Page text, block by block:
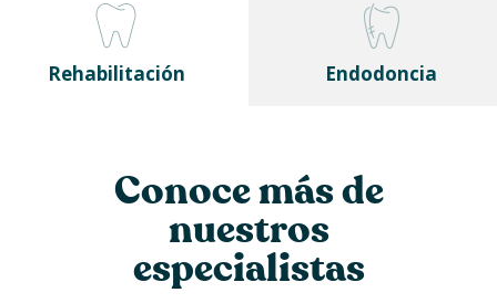
Rehabilitación Endodoncia
Conoce más de
nuestros
especialistas